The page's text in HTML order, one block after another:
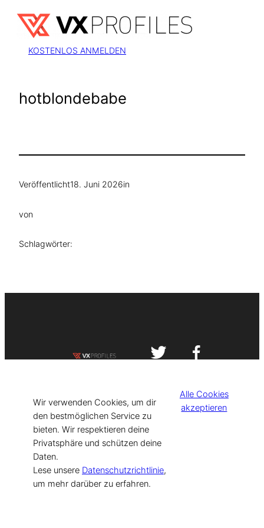
Inhalt
springen
KOSTENLOS ANMELDEN
hotblondebabe
Veröffentlicht18. Juni 2026in
von
Schlagwörter:
[current_year] VISIT-X. Made with
for Models & Influencers!
Wir verwenden Cookies, um dir
den bestmöglichen Service zu
bieten. Wir respektieren deine
Privatsphäre und schützen deine
Daten.
Lese unsere Datenschutzrichtlinie,
um mehr darüber zu erfahren.
Alle Cookies
akzeptieren